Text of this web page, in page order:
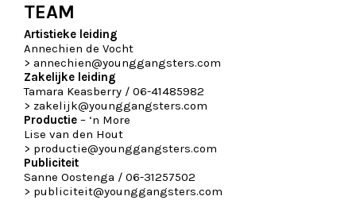
TEAM
Artistieke leiding
Annechien de Vocht
> annechien@younggangsters.com
Zakelijke leiding
Tamara Keasberry / 06-41485982
> zakelijk@younggangsters.com
Productie – ‘n More
Lise van den Hout
> productie@younggangsters.com
Publiciteit
Sanne Oostenga / 06-31257502
> publiciteit@younggangsters.com